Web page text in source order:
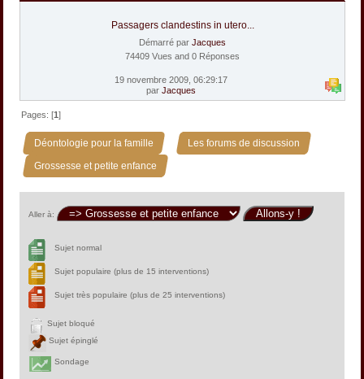
Passagers clandestins in utero...
Démarré par Jacques
74409 Vues and 0 Réponses
19 novembre 2009, 06:29:17
par Jacques
Pages: [1]
Déontologie pour la famille » Les forums de discussion »
Grossesse et petite enfance
Aller à:
Sujet normal
Sujet populaire (plus de 15 interventions)
Sujet très populaire (plus de 25 interventions)
Sujet bloqué
Sujet épinglé
Sondage